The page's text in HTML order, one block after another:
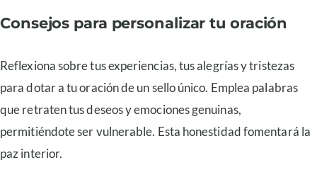
Consejos para personalizar tu oración
Reflexiona sobre tus experiencias, tus alegrías y tristezas
para dotar a tu oración de un sello único. Emplea palabras
que retraten tus deseos y emociones genuinas,
permitiéndote ser vulnerable. Esta honestidad fomentará la
paz interior.